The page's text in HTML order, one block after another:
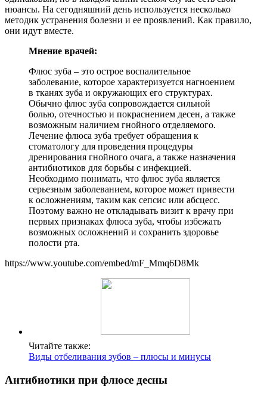
нюансы. На сегодняшний день используется несколько
методик устранения болезни и ее проявлений. Как правило,
они идут вместе.
Мнение врачей:
Флюс зуба – это острое воспалительное
заболевание, которое характеризуется нагноением
в тканях зуба и окружающих его структурах.
Обычно флюс зуба сопровождается сильной
болью, отечностью и покраснением десен, а также
возможным наличием гнойного отделяемого.
Лечение флюса зуба требует обращения к
стоматологу для проведения процедуры
дренирования гнойного очага, а также назначения
антибиотиков для борьбы с инфекцией.
Необходимо понимать, что флюс зуба является
серьезным заболеванием, которое может привести
к осложнениям, таким как сепсис или абсцесс.
Поэтому важно не откладывать визит к врачу при
первых признаках флюса зуба, чтобы избежать
возможных осложнений и сохранить здоровье
полости рта.
https://www.youtube.com/embed/mF_Mmq6D8Mk
Читайте также:
Виды отбеливания зубов – плюсы и минусы
Антибиотики при флюсе десны